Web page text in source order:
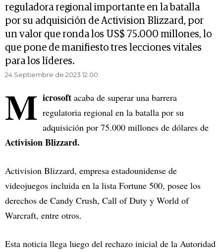
reguladora regional importante en la batalla
por su adquisición de Activision Blizzard, por
un valor que ronda los US$ 75.000 millones, lo
que pone de manifiesto tres lecciones vitales
para los líderes.
24 Septiembre de 2023 12.00
M icrosoft acaba de superar una barrera
regulatoria regional en la batalla por su
adquisición por 75.000 millones de dólares de
Activision Blizzard.
Activision Blizzard, empresa estadounidense de
videojuegos incluida en la lista Fortune 500, posee los
derechos de Candy Crush, Call of Duty y World of
Warcraft, entre otros.
Esta noticia llega luego del rechazo inicial de la Autoridad